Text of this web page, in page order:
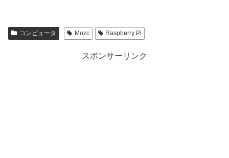
コンピュータ Mozc Raspberry Pi
スポンサーリンク